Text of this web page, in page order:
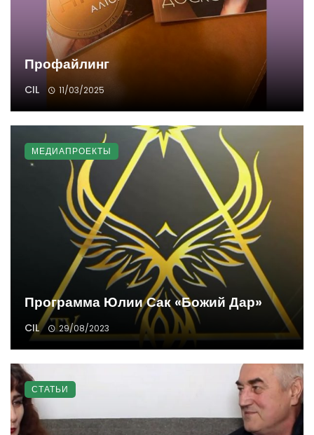
Профайлинг
CIL 11/03/2025
Программа Юлии Сак «Божий Дар»
CIL 29/08/2023
МЕДИАПРОЕКТЫ
СТАТЬИ